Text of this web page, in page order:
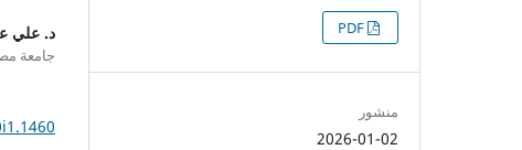
د. علي
جامعة
التنزيلات
PDF
منشور
2026-01-02